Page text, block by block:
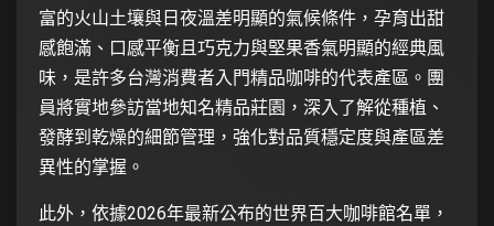
富的火山土壤與日夜溫差明顯的氣候條件，孕育出甜
感飽滿、口感平衡且巧克力與堅果香氣明顯的經典風
味，是許多台灣消費者入門精品咖啡的代表產區。團
員將實地參訪當地知名精品莊園，深入了解從種植、
發酵到乾燥的細節管理，強化對品質穩定度與產區差
異性的掌握。
此外，依據2026年最新公布的世界百大咖啡館名單，